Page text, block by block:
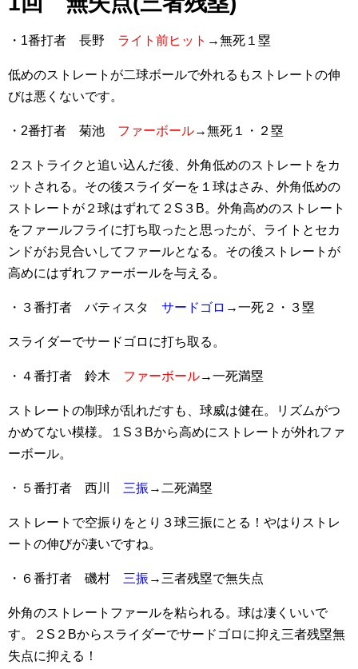
・1番打者 長野 ライト前ヒット →無死１塁
低めのストレートが二球ボールで外れるもストレートの伸
びは悪くないです。
・2番打者 菊池 ファーボール→無死１・２塁
２ストライクと追い込んだ後、外角低めのストレートをカ
ットされる。その後スライダーを１球はさみ、外角低めの
ストレートが２球はずれて２S３B。外角高めのストレート
をファールフライに打ち取ったと思ったが、ライトとセカ
ンドがお見合いしてファールとなる。その後ストレートが
高めにはずれファーボールを与える。
・３番打者 バティスタ サードゴロ →一死２・３塁
スライダーでサードゴロに打ち取る。
・４番打者 鈴木 ファーボール→一死満塁
ストレートの制球が乱れだすも、球威は健在。リズムがつ
かめてない模様。１S３Bから高めにストレートが外れファ
ーボール。
・５番打者 西川 三振 →二死満塁
ストレートで空振りをとり３球三振にとる！やはりストレ
ートの伸びが凄いですね。
・６番打者 磯村 三振 →三者残塁で無失点
外角のストレートファールを粘られる。球は凄くいいで
す。２S２Bからスライダーでサードゴロに抑え三者残塁無
失点に抑える！